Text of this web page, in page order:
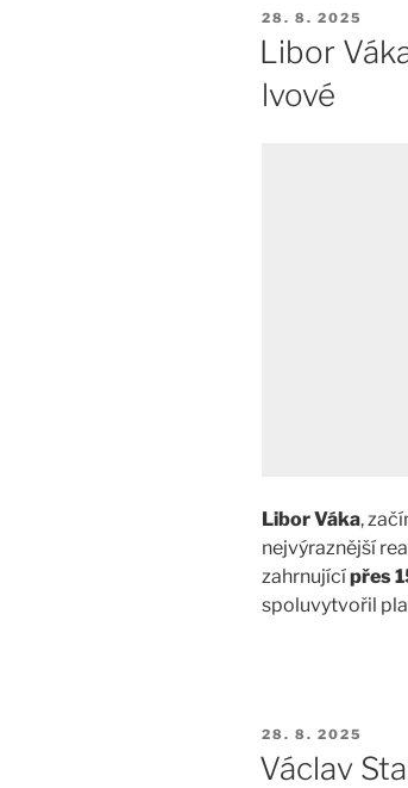
PUBLIKOVÁNO
28. 8. 2025
Libor
lvové
Libor Váka,
nejvýraznější
zahrnujícípřes
spoluvytvořil
PUBLIKOVÁNO
28. 8. 2025
Václav